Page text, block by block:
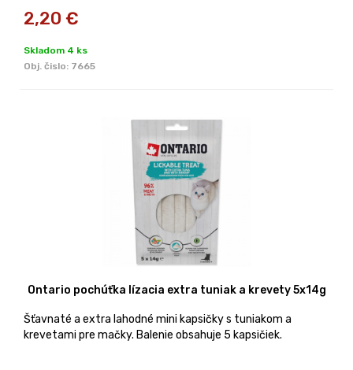
2,20 €
Skladom 4 ks
Obj. čislo: 7665
Ontario pochúťka lízacia extra tuniak a krevety 5x14g
Šťavnaté a extra lahodné mini kapsičky s tuniakom a
krevetami pre mačky. Balenie obsahuje 5 kapsičiek.